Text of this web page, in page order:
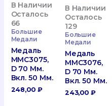
В Наличии
Осталось
66
Большие
Медали
Медаль
MMC3075,
D 70 Мм.
Вкл. 50 Мм.
248,00 ₽
В Наличии
Осталось
129
Большие
Медали
Медаль
MMC3076,
D 70 Мм.
Вкл. 50 Мм.
243,00₽